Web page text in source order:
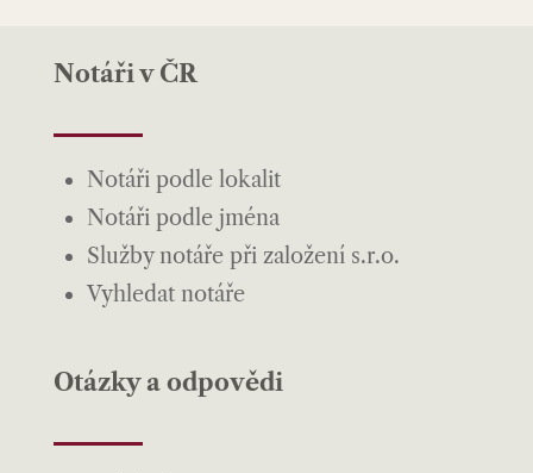
Notáři v ČR
Notáři podle lokalit
Notáři podle jména
Služby notáře při založení s.r.o.
Vyhledat notáře
Otázky a odpovědi